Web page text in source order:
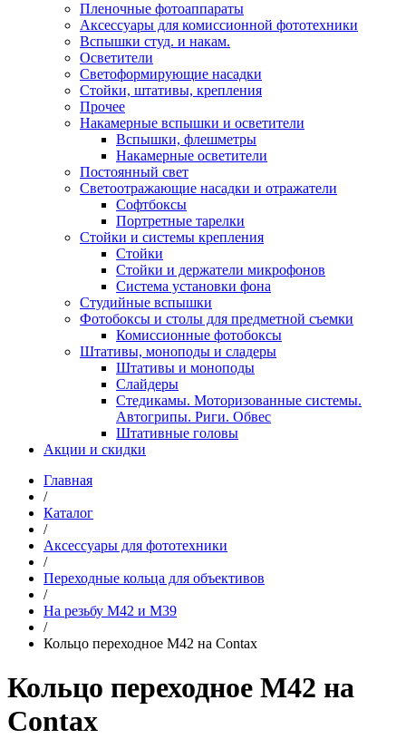
Пленочные фотоаппараты
Аксессуары для комиссионной фототехники
Вспышки студ. и накам.
Осветители
Светоформирующие насадки
Стойки, штативы, крепления
Прочее
Накамерные вспышки и осветители
Вспышки, флешметры
Накамерные осветители
Постоянный свет
Светоотражающие насадки и отражатели
Софтбоксы
Портретные тарелки
Стойки и системы крепления
Стойки
Стойки и держатели микрофонов
Система установки фона
Студийные вспышки
Фотобоксы и столы для предметной съемки
Комиссионные фотобоксы
Штативы, моноподы и сладеры
Штативы и моноподы
Слайдеры
Стедикамы. Моторизованные системы.
Автогрипы. Риги. Обвес
Штативные головы
Акции и скидки
Главная
/
Каталог
/
Аксессуары для фототехники
/
Переходные кольца для объективов
/
На резьбу М42 и М39
/
Кольцо переходное M42 на Contax
Кольцо переходное M42 на
Contax